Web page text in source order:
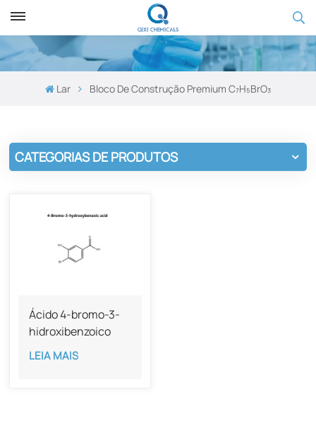
Lar Bloco De Construção Premium C₇H₅BrO₃
CATEGORIAS DE PRODUTOS
Ácido 4-bromo-3-
hidroxibenzoico
com pureza de 98%
CAS 14348-38-0
LEIA MAIS